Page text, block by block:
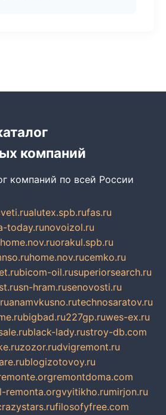
компаний
компаний по всей России
alutex.spb.rufas.ru
today.runovoizol.ru
orakul.spb.ru
home.nov.rucemko.ru
bicom-oil.rusuperiorsearch.ru
sn-hram.rusenovosti.ru
anamvkusno.rutechnosaratov.ru
bigbad.ru227gp.ruwes-ex.ru
black-lady.rustroy-db.com
zozor.rudvigremont.ru
blogizotovoy.ru
remontdoma.com
remonta.orgvyitikho.rumirjon.ru
filosofyfree.com